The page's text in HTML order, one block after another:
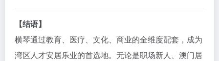
【结语】
横琴通过教育、医疗、文化、商业的全维度配套，成为
湾区人才安居乐业的首选地。无论是职场新人、澳门居